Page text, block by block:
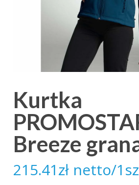
Kurtka
Breeze
215.41zł netto/